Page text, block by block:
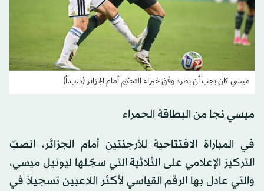
ميسي كان يجب أن يطرد وفق خبراء التحكيم أمام الجزائر (د.ب.أ)
ميسي نجا من البطاقة الحمراء
في المباراة الافتتاحية للأرجنتين أمام الجزائر، انصبّ
التركيز الإعلامي على الثلاثية التي سجّلها ليونيل ميسي،
والتي عادل بها الرقم القياسي لأكثر اللاعبين تسجيلاً في